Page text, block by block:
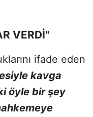
VERDİ"
ifade eden
kavga
öyle bir şey